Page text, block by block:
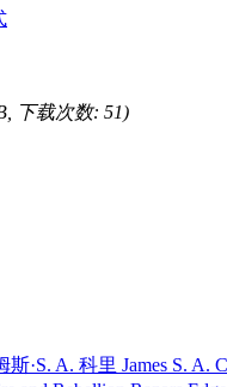
下载次数: 51)
·S. A. 科里 James S. A.